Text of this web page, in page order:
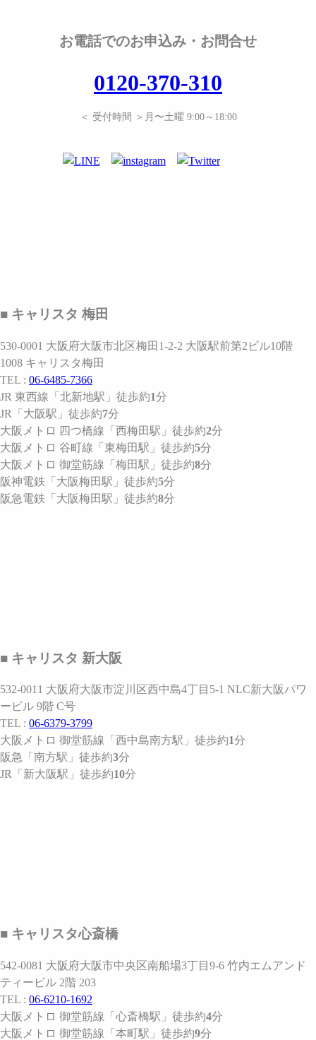
お電話でのお申込み・お問合せ
0120-370-310
＜ 受付時間 ＞月〜土曜 9:00～18:00
■ キャリスタ 梅田
530-0001 大阪府大阪市北区梅田1-2-2 大阪駅前第2ビル10階
1008 キャリスタ梅田
TEL : 06-6485-7366
JR 東西線 「北新地駅」 徒歩約1分
JR
「大阪駅」 徒歩約7分
大阪メトロ 四つ橋線 「西梅田駅」 徒歩約2分
大阪メトロ 谷町線 「東梅田駅」 徒歩約5分
大阪メトロ 御堂筋線 「梅田駅」 徒歩約8分
阪神電鉄 「大阪梅田駅」 徒歩約5分
阪急電鉄 「大阪梅田駅」 徒歩約8分
■ キャリスタ 新大阪
532-0011 大阪府大阪市淀川区西中島4丁目5-1 NLC新大阪パワ
ービル 9階 C号
TEL : 06-6379-3799
大阪メトロ 御堂筋線 「西中島南方駅」 徒歩約1分
阪急 「南方駅」 徒歩約3分
JR 「新大阪駅」 徒歩約10分
■ キャリスタ心斎橋
542-0081 大阪府大阪市中央区南船場3丁目9-6 竹内エムアンド
ティービル 2階 203
TEL : 06-6210-1692
大阪メトロ 御堂筋線 「心斎橋駅」 徒歩約4分
大阪メトロ 御堂筋線 「本町駅」 徒歩約9分